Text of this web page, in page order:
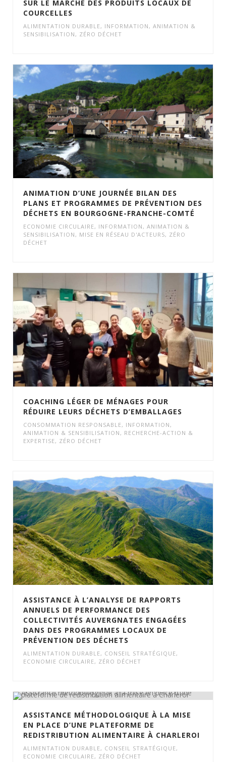
SUR LE MARCHÉ DES PRODUITS LOCAUX DE
COURCELLES
ALIMENTATION DURABLE, INFORMATION, ANIMATION &
SENSIBILISATION , ZÉRO DÉCHET
ANIMATION D’UNE JOURNÉE BILAN DES
PLANS ET PROGRAMMES DE PRÉVENTION DES
DÉCHETS EN BOURGOGNE-FRANCHE-COMTÉ
ECONOMIE CIRCULAIRE, INFORMATION, ANIMATION &
SENSIBILISATION , MISE EN RÉSEAU D'ACTEURS, ZÉRO
DÉCHET
COACHING LÉGER DE MÉNAGES POUR
RÉDUIRE LEURS DÉCHETS D’EMBALLAGES
CONSOMMATION RESPONSABLE, INFORMATION,
ANIMATION & SENSIBILISATION , RECHERCHE-ACTION &
EXPERTISE, ZÉRO DÉCHET
ASSISTANCE À L’ANALYSE DE RAPPORTS
ANNUELS DE PERFORMANCE DES
COLLECTIVITÉS AUVERGNATES ENGAGÉES
DANS DES PROGRAMMES LOCAUX DE
PRÉVENTION DES DÉCHETS
ALIMENTATION DURABLE, CONSEIL STRATÉGIQUE,
ECONOMIE CIRCULAIRE, ZÉRO DÉCHET
ASSISTANCE MÉTHODOLOGIQUE À LA MISE
EN PLACE D’UNE PLATEFORME DE
REDISTRIBUTION ALIMENTAIRE À CHARLEROI
ALIMENTATION DURABLE, CONSEIL STRATÉGIQUE,
ECONOMIE CIRCULAIRE, ZÉRO DÉCHET